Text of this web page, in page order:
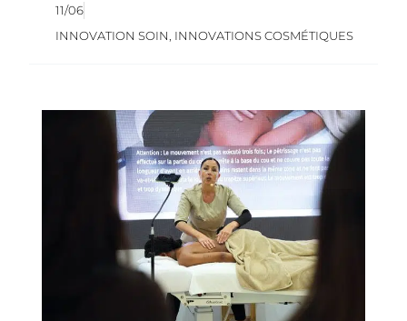
11/06
INNOVATION SOIN, INNOVATIONS COSMÉTIQUES